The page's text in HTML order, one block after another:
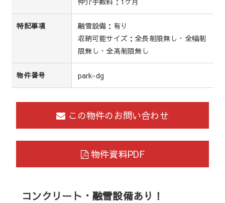
特記事項
融雪設備：有り
収納可能サイズ：全長制限無し・全幅制
限無し・全高制限無し
物件番号 park-dg
この物件のお問い合わせ
物件資料PDF
コンクリート・融雪設備あり！